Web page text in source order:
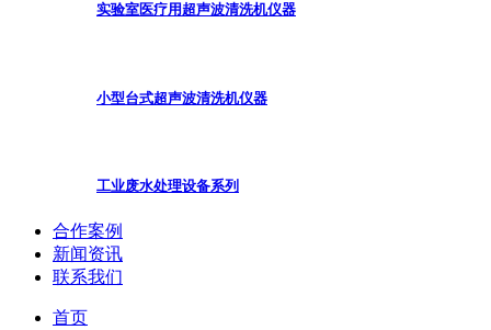
实验室医疗用超声波清洗机仪器
小型台式超声波清洗机仪器
工业废水处理设备系列
合作案例
新闻资讯
联系我们
首页